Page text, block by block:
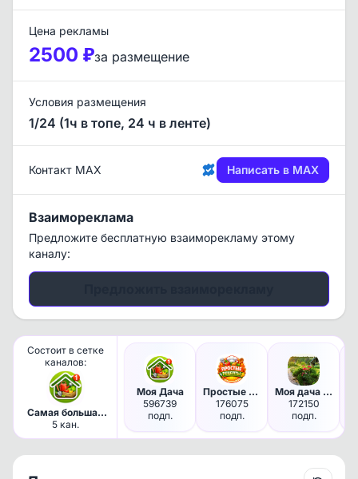
Цена рекламы
2500 ₽за размещение
Условия размещения
1/24 (1ч в топе, 24 ч в ленте)
Контакт MAX Написать в MAX
Взаимореклама
Предложите бесплатную взаиморекламу этому
каналу:
Состоит в сетке
каналов:
Самая большая
Дача в МАКС
5 кан.
Моя Дача
596739
подп.
Простые ПП Рецепты
176075
подп.
Моя дача | Сад, огород
172150
подп.